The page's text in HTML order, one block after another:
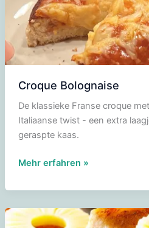
Croque Bolognaise
De klassieke Franse croque
Italiaanse twist - een extra
geraspte kaas.
Croque
Mehr erfahren »